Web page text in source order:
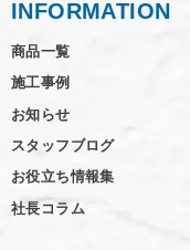
INFORMATION
商品一覧
施工事例
お知らせ
スタッフブログ
お役立ち情報集
社長コラム